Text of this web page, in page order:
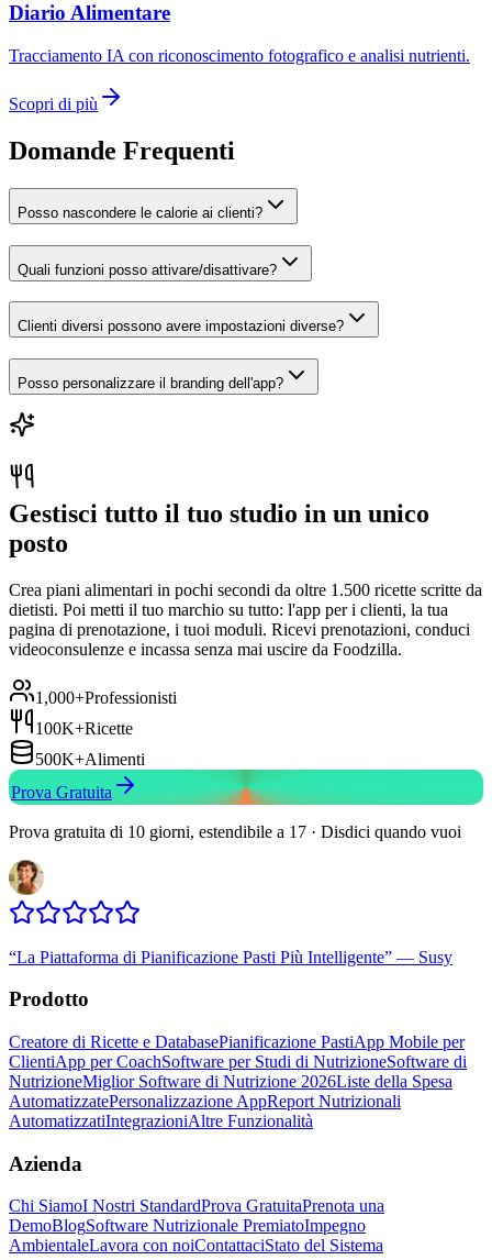
Diario Alimentare
Tracciamento IA con riconoscimento fotografico e analisi nutrienti.
Scopri di più
Domande Frequenti
Posso nascondere le calorie ai clienti?
Quali funzioni posso attivare/disattivare?
Clienti diversi possono avere impostazioni diverse?
Posso personalizzare il branding dell'app?
Gestisci tutto il tuo studio in un unico
posto
Crea piani alimentari in pochi secondi da oltre 1.500 ricette scritte da
dietisti. Poi metti il tuo marchio su tutto: l'app per i clienti, la tua
pagina di prenotazione, i tuoi moduli. Ricevi prenotazioni, conduci
videoconsulenze e incassa senza mai uscire da Foodzilla.
1,000+Professionisti
100K+Ricette
500K+Alimenti
Prova Gratuita
Prova gratuita di 10 giorni, estendibile a 17 · Disdici quando vuoi
“La Piattaforma di Pianificazione Pasti Più Intelligente” — Susy
Prodotto
Creatore di Ricette e DatabasePianificazione PastiApp Mobile per
ClientiApp per CoachSoftware per Studi di NutrizioneSoftware di
NutrizioneMiglior Software di Nutrizione 2026Liste della Spesa
AutomatizzatePersonalizzazione AppReport Nutrizionali
AutomatizzatiIntegrazioniAltre Funzionalità
Azienda
Chi SiamoI Nostri StandardProva GratuitaPrenota una
DemoBlogSoftware Nutrizionale PremiatoImpegno
AmbientaleLavora con noiContattaciStato del Sistema